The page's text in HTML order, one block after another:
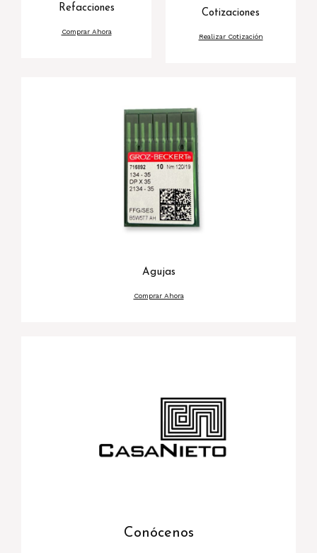
Refacciones
Comprar Ahora
Cotizaciones
Realizar Cotización
Agujas
Comprar Ahora
Conócenos